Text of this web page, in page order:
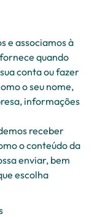
e associamos à
quando
conta ou fazer
o seu nome,
informações
receber
o conteúdo da
enviar, bem
escolha